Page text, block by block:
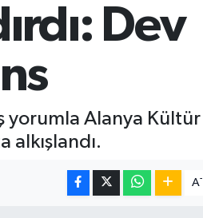
Dev
yorumla Alanya Kültür
alkışlandı.
A-